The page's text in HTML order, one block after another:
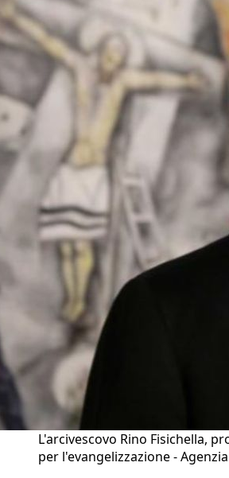
L'arcivescovo Rino Fisichella,
per l'evangelizzazione -